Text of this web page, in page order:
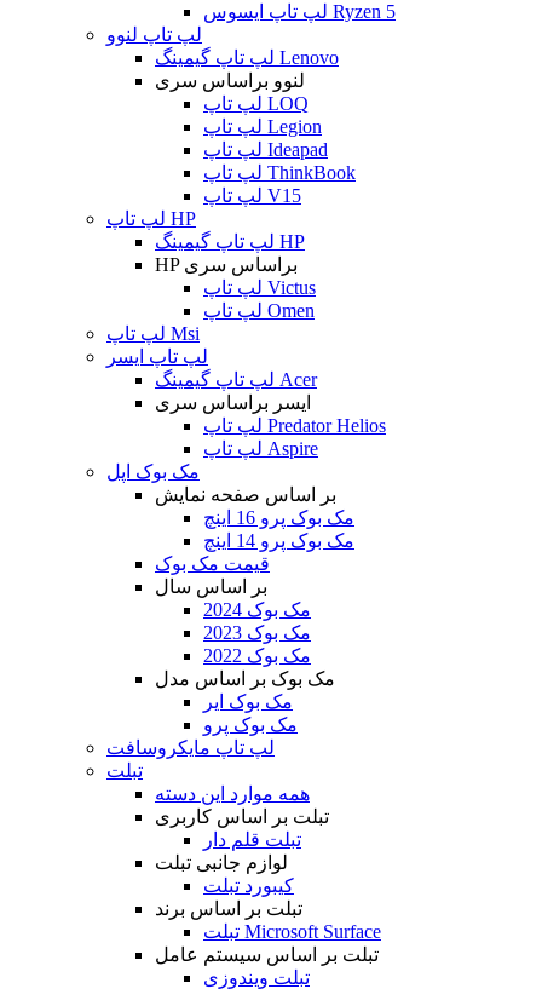
لپ تاپ ایسوس Ryzen 5
لپ تاپ لنوو
لپ تاپ گیمینگ Lenovo
لنوو براساس سری
لپ تاپ LOQ
لپ تاپ Legion
لپ تاپ Ideapad
لپ تاپ ThinkBook
لپ تاپ V15
لپ تاپ HP
لپ تاپ گیمینگ HP
HP براساس سری
لپ تاپ Victus
لپ تاپ Omen
لپ تاپ Msi
لپ تاپ ایسر
لپ تاپ گیمینگ Acer
ایسر براساس سری
لپ تاپ Predator Helios
لپ تاپ Aspire
مک بوک اپل
بر اساس صفحه نمایش
مک بوک پرو 16 اینچ
مک بوک پرو 14 اینچ
قیمت مک بوک
بر اساس سال
مک بوک 2024
مک بوک 2023
مک بوک 2022
مک بوک بر اساس مدل
مک بوک ایر
مک بوک پرو
لپ تاپ مایکروسافت
تبلت
همه موارد این دسته
تبلت بر اساس کاربری
تبلت قلم دار
لوازم جانبی تبلت
کیبورد تبلت
تبلت بر اساس برند
تبلت Microsoft Surface
تبلت بر اساس سیستم عامل
تبلت ویندوزی